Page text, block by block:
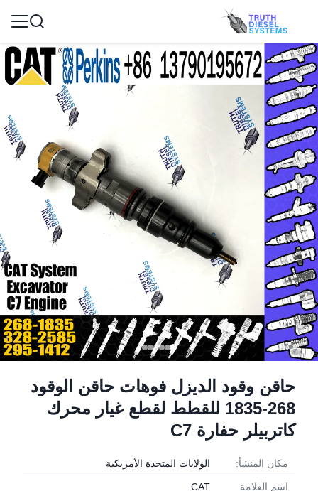
حاقن وقود الديزل فوهات حاقن الوقود
268-1835 للقطط لقطع غيار محرك
كاتربيلر حفارة C7
مكان المنشأ: الولايات المتحدة الأمريكية
اسم العلامة
CAT